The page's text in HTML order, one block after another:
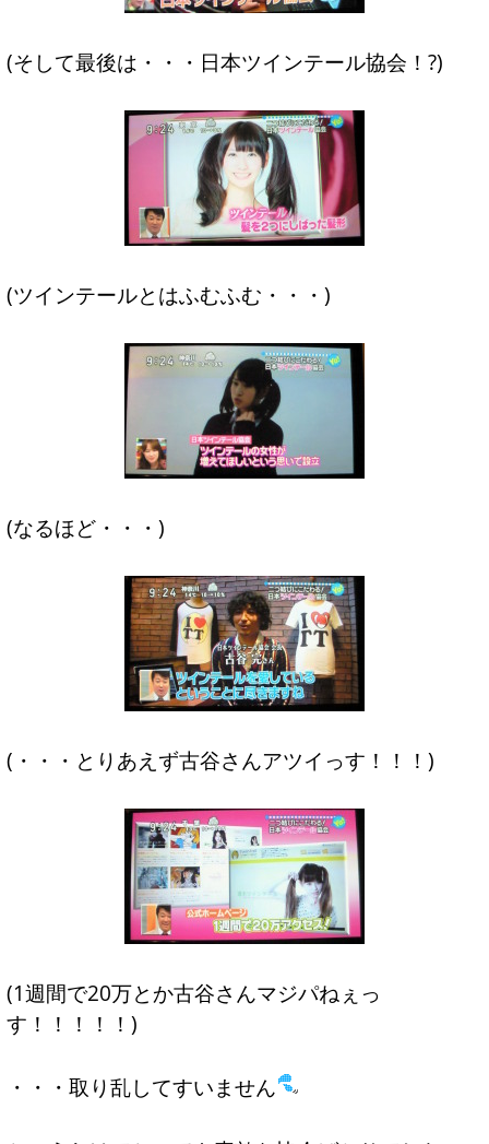
(そして最後は・・・日本ツインテール協会！?)
(ツインテールとはふむふむ・・・)
(なるほど・・・)
(・・・とりあえず古谷さんアツイっす！！！)
(1週間で20万とか古谷さんマジパねぇっ
す！！！！！)
・・・取り乱してすいません